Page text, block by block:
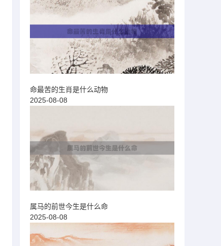
命最苦的生肖是什么动物
2025-08-08
属马的前世今生是什么命
2025-08-08